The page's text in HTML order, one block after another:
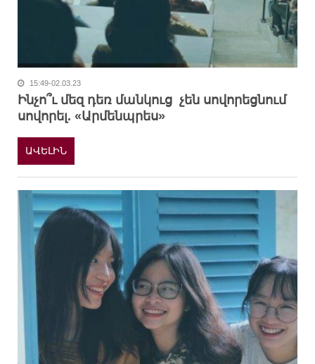
15:49-02.03.23
Ինչո՞ւ մեզ դեռ մանկուց չեն սովորեցնում
սովորել. «Արմենպրես»
ԱՎԵԼԻՆ